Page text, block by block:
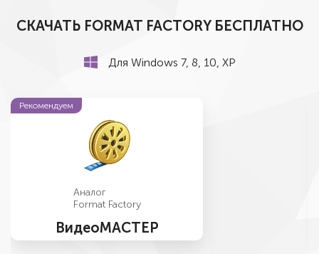
СКАЧАТЬ FORMAT FACTORY БЕСПЛАТНО
Для Windows 7, 8, 10, ХР
Рекомендуем
Аналог
Format Factory
ВидеоМАСТЕР